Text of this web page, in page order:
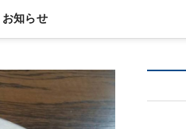
お知らせ